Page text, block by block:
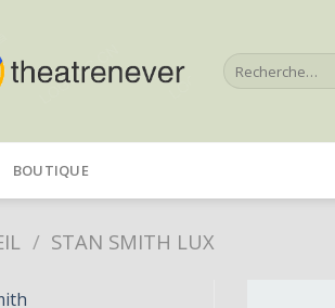
Recherche
pour :
BOUTIQUE
/ STAN SMITH LUX